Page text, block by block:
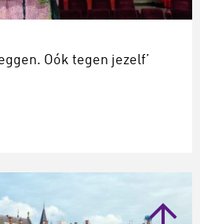
Oók tegen jezelf’